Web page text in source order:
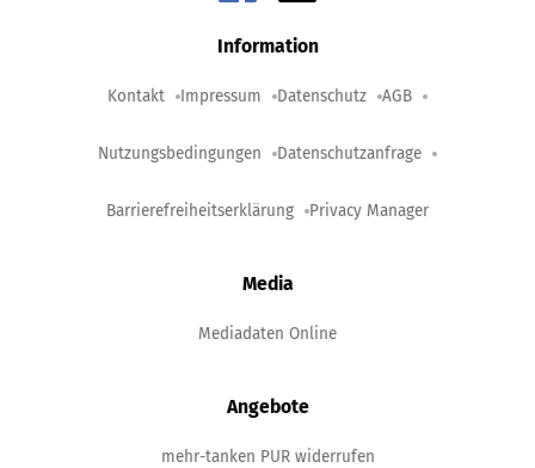
Information
Kontakt Impressum Datenschutz AGB
Nutzungsbedingungen Datenschutzanfrage
Barrierefreiheitserklärung Privacy Manager
Media
Mediadaten Online
Angebote
mehr-tanken PUR widerrufen